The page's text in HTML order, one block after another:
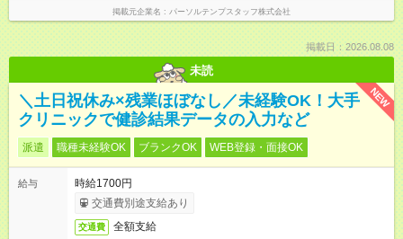
掲載元企業名 パーソルテンプスタッフ株式会社
掲載日：2026.08.08
未読
NEW
＼土日祝休み×残業ほぼなし／未経験OK！大手
クリニックで健診結果データの入力など
派遣 職種未経験OK ブランクOK WEB登録・面接OK
給与
時給1700円
交通費別途支給あり
交通費 全額支給